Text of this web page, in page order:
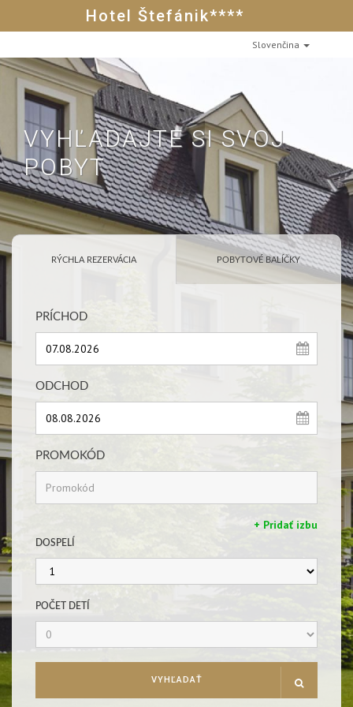
Hotel Štefánik****
Slovenčina
VYHĽADAJTE SI SVOJ
POBYT
RÝCHLA REZERVÁCIA POBYTOVÉ BALÍČKY
PRÍCHOD
ODCHOD
PROMOKÓD
+ Pridať izbu
DOSPELÍ
POČET DETÍ
VYHĽADAŤ